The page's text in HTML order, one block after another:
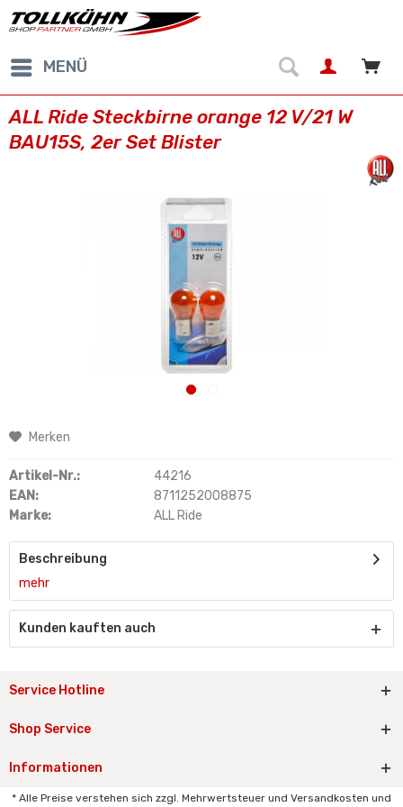
MENÜ
ALL Ride Steckbirne orange 12 V/21 W
BAU15S, 2er Set Blister
Merken
Artikel-Nr.:
44216
EAN:
8711252008875
Marke:
ALL Ride
Beschreibung
mehr
Kunden kauften auch
Service Hotline
Shop Service
Informationen
* Alle Preise verstehen sich zzgl. Mehrwertsteuer und Versandkosten und